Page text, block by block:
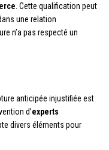
. Cette qualification peut
une relation
n’a pas respecté un
anticipée injustifiée est
d’experts
divers éléments pour